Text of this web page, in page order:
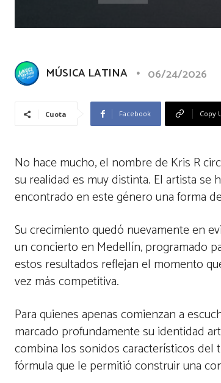
MÚSICA LATINA 06/24/2026
Cuota Facebook Copy
No hace mucho, el nombre de Kris R
su realidad es muy distinta. El artista
encontrado en este género una forma
Su crecimiento quedó nuevamente en
un concierto en Medellín, programado
estos resultados reflejan el momento
vez más competitiva.
Para quienes apenas comienzan a
marcado profundamente su identidad
combina los sonidos característicos del
fórmula que le permitió construir una